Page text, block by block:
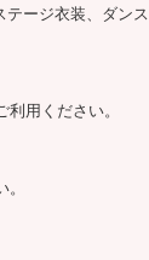
ージ衣装、ダンス
用ください。